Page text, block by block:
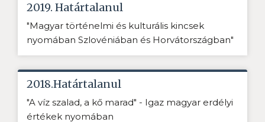
2019. Határtalanul
"Magyar történelmi és kulturális kincsek
nyomában Szlovéniában és Horvátországban"
2018.Határtalanul
"A víz szalad, a kő marad" - Igaz magyar erdélyi
értékek nyomában